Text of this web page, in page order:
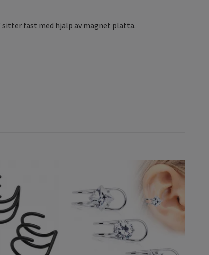
sitter fast med hjälp av magnet platta.